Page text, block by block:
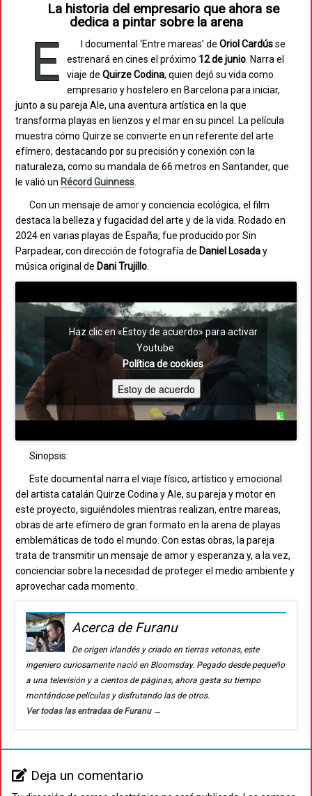
La historia del empresario que ahora se
dedica a pintar sobre la arena
E l documental ‘Entre mareas’ de Oriol Cardússe
estrenará en cines el próximo 12 de junio. Narra el
viaje de Quirze Codina, quien dejó su vida como
empresario y hostelero en Barcelona para iniciar,
junto a su pareja Ale, una aventura artística en la que
transforma playas en lienzos y el mar en su pincel. La película
muestra cómo Quirze se convierte en un referente del arte
efímero, destacando por su precisión y conexión con la
naturaleza, como su mandala de 66 metros en Santander, que
le valió un Récord Guinness.
Con un mensaje de amor y conciencia ecológica, el film
destaca la belleza y fugacidad del arte y de la vida. Rodado en
2024 en varias playas de España, fue producido por Sin
Parpadear, con dirección de fotografía de Daniel Losaday
música original de Dani Trujillo.
Haz clic en «Estoy de acuerdo» para activar
Youtube
Política de cookies
Estoy de acuerdo
Sinopsis:
Este documental narra el viaje físico, artístico y emocional
del artista catalán Quirze Codina y Ale, su pareja y motor en
este proyecto, siguiéndoles mientras realizan, entre mareas,
obras de arte efímero de gran formato en la arena de playas
emblemáticas de todo el mundo. Con estas obras, la pareja
trata de transmitir un mensaje de amor y esperanza y, a la vez,
concienciar sobre la necesidad de proteger el medio ambiente y
aprovechar cada momento.
Acerca de Furanu
De origen irlandés y criado en tierras vetonas, este
ingeniero curiosamente nació en Bloomsday. Pegado desde pequeño
a una televisión y a cientos de páginas, ahora gasta su tiempo
montándose películas y disfrutando las de otros.
Ver todas las entradas de Furanu →
Deja un comentario